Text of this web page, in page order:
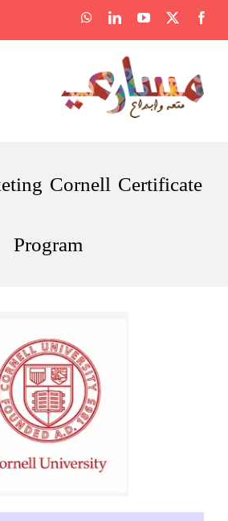
to
content
Facebook
X
YouTube
LinkedIn
WhatsApp
Cornell Certificate
Program